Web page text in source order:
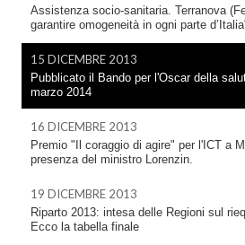
Assistenza socio-sanitaria. Terranova
garantire omogeneità in ogni parte
15 DICEMBRE 2013
Pubblicato il Bando per l'Oscar della
marzo 2014
16 DICEMBRE 2013
Premio "Il coraggio di agire" per l'ICT a
presenza del ministro Lorenzin.
19 DICEMBRE 2013
Riparto 2013: intesa delle Regioni sul
Ecco la tabella finale